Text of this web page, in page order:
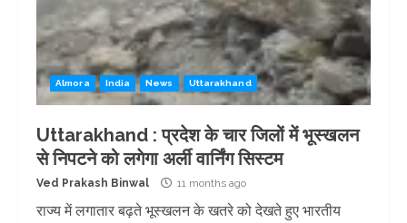
Almora India News Uttarakhand
Uttarakhand : प्रदेश के चार जिलों में भूस्खलन
से निपटने को लगेगा अर्ली वार्निंग सिस्टम
Ved Prakash Binwal 11 months ago
राज्य में लगातार बढ़ते भूस्खलन के खतरे को देखते हुए भारतीय